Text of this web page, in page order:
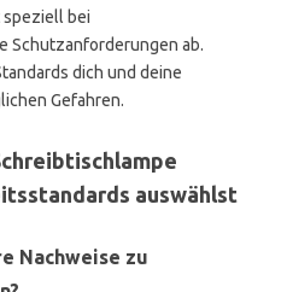
speziell bei
Schutzanforderungen ab.
dich und deine
Gefahren.
auswählst
Nachweise zu